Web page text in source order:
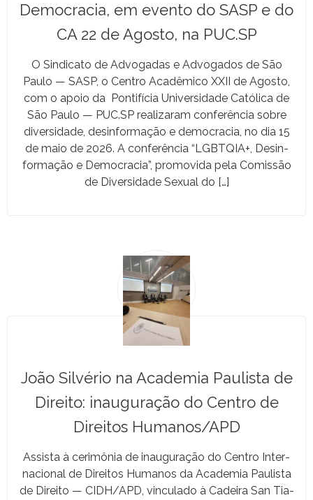
Democracia, em evento do SASP e do
CA 22 de Agosto, na PUC.SP
O Sindi­ca­to de Advo­gadas e Advo­ga­dos de São
Paulo — SASP, o Cen­tro Acadêmi­co XXII de Agos­to,
com o apoio da Pon­tif­í­cia Uni­ver­si­dade Católi­ca de
São Paulo — PUC.SP realizaram con­fer­ên­cia sobre
diver­si­dade, desin­for­mação e democ­ra­cia, no dia 15
de maio de 2026. A con­fer­ên­cia “LGBTQIA+, Desin­
for­mação e Democ­ra­cia”, pro­movi­da pela Comis­são
de Diver­si­dade Sex­u­al do […]
João Silvério na Academia Paulista de
Direito: inauguração do Centro de
Direitos Humanos/APD
Assista à cer­imô­nia de inau­gu­ração do Cen­tro Inter­
na­cional de Dire­itos Humanos da Acad­e­mia Paulista
de Dire­ito — CIDH/APD, vin­cu­la­do à Cadeira San Tia­